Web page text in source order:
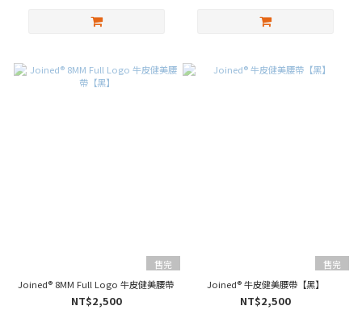
售完
Joined® 8MM Full Logo 牛皮健美腰帶【黑】
NT$2,500
售完
Joined® 牛皮健美腰帶【黑】
NT$2,500